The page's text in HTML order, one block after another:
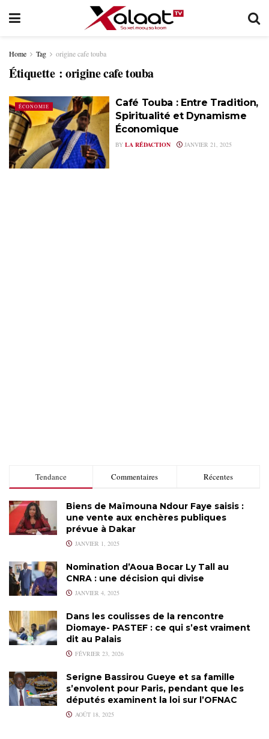
Home Tag origine cafe touba
Étiquette :origine cafe touba
ÉCONOMIE
Café Touba : Entre Tradition,
Spiritualité et Dynamisme
Économique
BY LA RÉDACTION JANVIER 21, 2025
Tendance Commentaires Récentes
Biens de Maïmouna Ndour Faye saisis :
une vente aux enchères publiques
prévue à Dakar
JANVIER 1, 2025
Nomination d’Aoua Bocar Ly Tall au
CNRA : une décision qui divise
JANVIER 4, 2025
Dans les coulisses de la rencontre
Diomaye- PASTEF : ce qui s’est vraiment
dit au Palais
FÉVRIER 23, 2026
Serigne Bassirou Gueye et sa famille
s’envolent pour Paris, pendant que les
députés examinent la loi sur l’OFNAC
AOÛT 18, 2025